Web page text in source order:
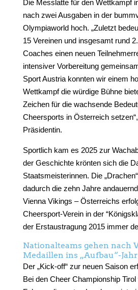
Die Messlatte für den Wettkampf
nach zwei Ausgaben in der
Olympiaworld hoch. „Zuletzt
15 Vereinen und insgesamt rund
Coaches einen neuen
intensiver Vorbereitung
Sport Austria konnten wir einem
Wettkampf die würdige Bühne
Zeichen für die wachsende
Cheersports in Österreich
Präsidentin.
Sportlich kam es 2025 zur
der Geschichte krönten sich die
Staatsmeisterinnen. Die
dadurch die zehn Jahre
Vienna Vikings – Österreichs
Cheersport-Verein in der
der Erstaustragung 2015 immer
Nationalteams gehen nach
Medaillen ins „Aufbau“-Jahr
Der „Kick-off“ zur neuen Saison
Bei den Cheer Championship